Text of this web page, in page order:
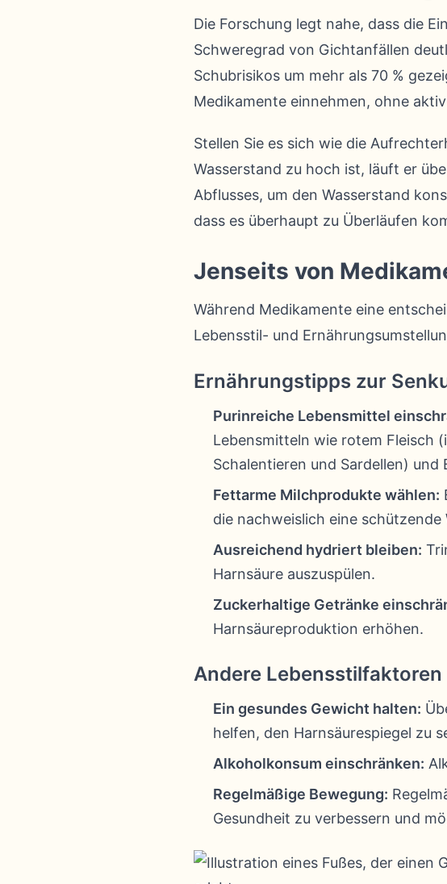
Die Forschung legt nahe, dass die
Schweregrad von Gichtanfällen
Schubrisikos um mehr als 70 %
Medikamente einnehmen, ohne
Stellen Sie es sich wie die
Wasserstand zu hoch ist, läuft er
Abflusses, um den Wasserstand
dass es überhaupt zu Überläufen
Jenseits von
Während Medikamente eine
Lebensstil- und
Ernährungstipps zur
Purinreiche Lebensmittel
Lebensmitteln wie rotem Fleisch
Schalentieren und Sardellen) und
Fettarme Milchprodukte wählen:
die nachweislich eine
Ausreichend hydriert bleiben:
Harnsäure auszuspülen.
Zuckerhaltige Getränke
Harnsäureproduktion erhöhen.
Andere Lebensstilfaktoren
Ein gesundes Gewicht halten:
helfen, den Harnsäurespiegel zu
Alkoholkonsum einschränken:
Regelmäßige Bewegung:
Gesundheit zu verbessern und